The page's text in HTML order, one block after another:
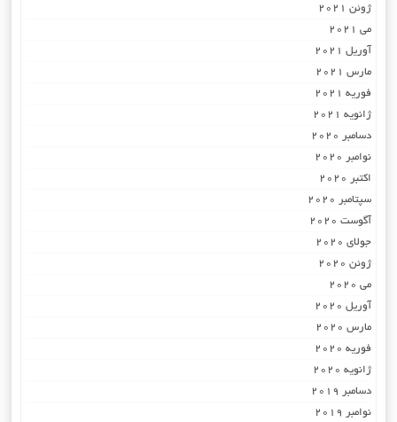
ژوئن 2021
می 2021
آوریل 2021
مارس 2021
فوریه 2021
ژانویه 2021
دسامبر 2020
نوامبر 2020
اکتبر 2020
سپتامبر 2020
آگوست 2020
جولای 2020
ژوئن 2020
می 2020
آوریل 2020
مارس 2020
فوریه 2020
ژانویه 2020
دسامبر 2019
نوامبر 2019